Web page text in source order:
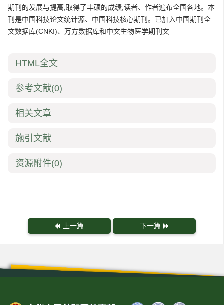
期刊的发展与提高,取得了丰硕的成绩,读者、作者遍布全国各地。本
刊是中国科技论文统计源、中国科技核心期刊。已加入中国期刊全
文数据库(CNKI)、万方数据库和中文生物医学期刊文
HTML全文
参考文献(0)
相关文章
施引文献
资源附件(0)
上一篇 下一篇